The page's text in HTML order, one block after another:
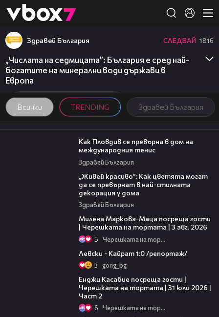
👾
Всички TRENDING Здравей България
Здравей България СЛЕДВАЙ 1816
„Числата на седмицата”: България е сред най-
богатите на минерални води държави в
Европа
03:09
Как Пловдив се превърна в дом на
международния тенис
Здравей България
„Живей красиво”: Как цветята могат
да се превърнат в най-стилната
декорация у дома
Здравей България
Милена Маркова-Маца посреща гости
| Черешката на тортата | 3 авг. 2026
5 Черешката на тортата
Левски - Кайрат 1:0 /репортаж/
3 gong_bg
Енджи Касабие посреща гости |
Черешката на тортата | 31 юли 2026 |
Част 2
6 Черешката на тортата